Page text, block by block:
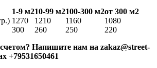
1-9 м210-99 м2100-300 м2от 300 м2
1270 1210 1160
1080
300 260 250
220
Напишите нам на zakaz@street-
+79531650461